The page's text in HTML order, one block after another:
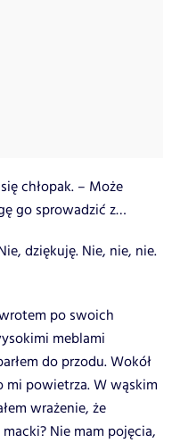
chłopak. – Może
go sprowadzić z…
dziękuję. Nie, nie, nie.
po swoich
meblami
do przodu. Wokół
mi powietrza. W wąskim
wrażenie, że
Nie mam pojęcia,